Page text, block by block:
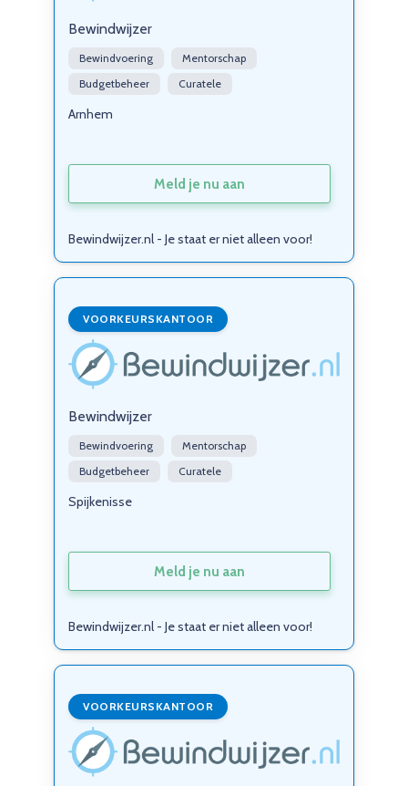
Bewindwijzer
Bewindvoering
Mentorschap
Budgetbeheer
Curatele
Arnhem
Meld je nu aan
Bewindwijzer.nl - Je staat er niet alleen voor!
VOORKEURSKANTOOR
Bewindwijzer
Bewindvoering
Mentorschap
Budgetbeheer
Curatele
Spijkenisse
Meld je nu aan
Bewindwijzer.nl - Je staat er niet alleen voor!
VOORKEURSKANTOOR